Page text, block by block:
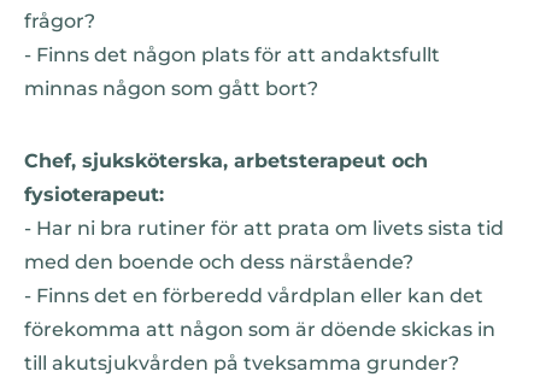
frågor?
- Finns det någon plats för att andaktsfullt
minnas någon som gått bort?
Chef, sjuksköterska, arbetsterapeut och
fysioterapeut:
- Har ni bra rutiner för att prata om livets sista tid
med den boende och dess närstående?
- Finns det en förberedd vårdplan eller kan det
förekomma att någon som är döende skickas in
till akutsjukvården på tveksamma grunder?